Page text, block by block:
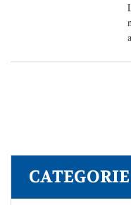
CATEGORIE